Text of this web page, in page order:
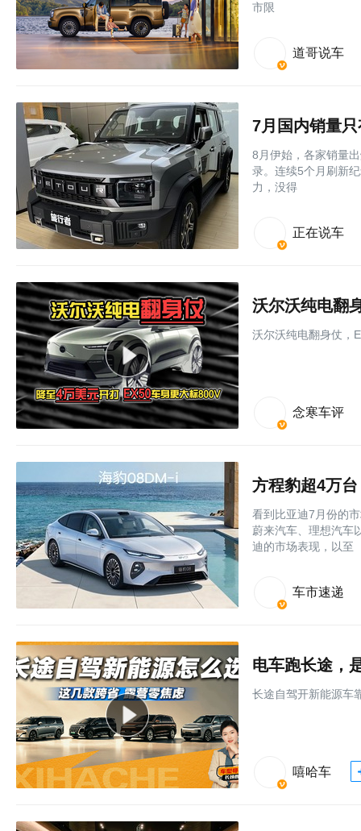
市限
道哥说车
7月国内销量
8月伊始，各家销量
录。连续5个月刷新
力，没得
正在说车
沃尔沃纯电翻
沃尔沃纯电翻身仗，
念寒车评
方程豹超4万
看到比亚迪7月份的
蔚来汽车、理想汽车
迪的市场表现，以至
车市速递
电车跑长途，
长途自驾开新能源车
嘻哈车